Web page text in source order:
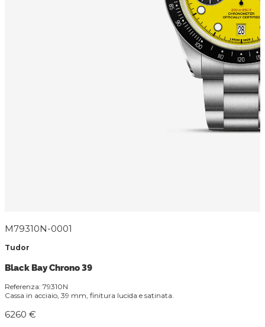
M79310N-0001
Tudor
Black Bay Chrono 39
Referenza: 79310N
Cassa in acciaio, 39 mm, finitura lucida e satinata.
6260 €